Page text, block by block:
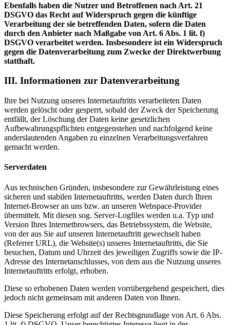
Ebenfalls haben die Nutzer und Betroffenen nach Art. 21
DSGVO das Recht auf Widerspruch gegen die künftige
Verarbeitung der sie betreffenden Daten, sofern die Daten
durch den Anbieter nach Maßgabe von Art. 6 Abs. 1 lit. f)
DSGVO verarbeitet werden. Insbesondere ist ein Widerspruch
gegen die Datenverarbeitung zum Zwecke der Direktwerbung
statthaft.
III. Informationen zur Datenverarbeitung
Ihre bei Nutzung unseres Internetauftritts verarbeiteten Daten
werden gelöscht oder gesperrt, sobald der Zweck der Speicherung
entfällt, der Löschung der Daten keine gesetzlichen
Aufbewahrungspflichten entgegenstehen und nachfolgend keine
anderslautenden Angaben zu einzelnen Verarbeitungsverfahren
gemacht werden.
Serverdaten
Aus technischen Gründen, insbesondere zur Gewährleistung eines
sicheren und stabilen Internetauftritts, werden Daten durch Ihren
Internet-Browser an uns bzw. an unseren Webspace-Provider
übermittelt. Mit diesen sog. Server-Logfiles werden u.a. Typ und
Version Ihres Internetbrowsers, das Betriebssystem, die Website,
von der aus Sie auf unseren Internetauftritt gewechselt haben
(Referrer URL), die Website(s) unseres Internetauftritts, die Sie
besuchen, Datum und Uhrzeit des jeweiligen Zugriffs sowie die IP-
Adresse des Internetanschlusses, von dem aus die Nutzung unseres
Internetauftritts erfolgt, erhoben.
Diese so erhobenen Daten werden vorrübergehend gespeichert, dies
jedoch nicht gemeinsam mit anderen Daten von Ihnen.
Diese Speicherung erfolgt auf der Rechtsgrundlage von Art. 6 Abs.